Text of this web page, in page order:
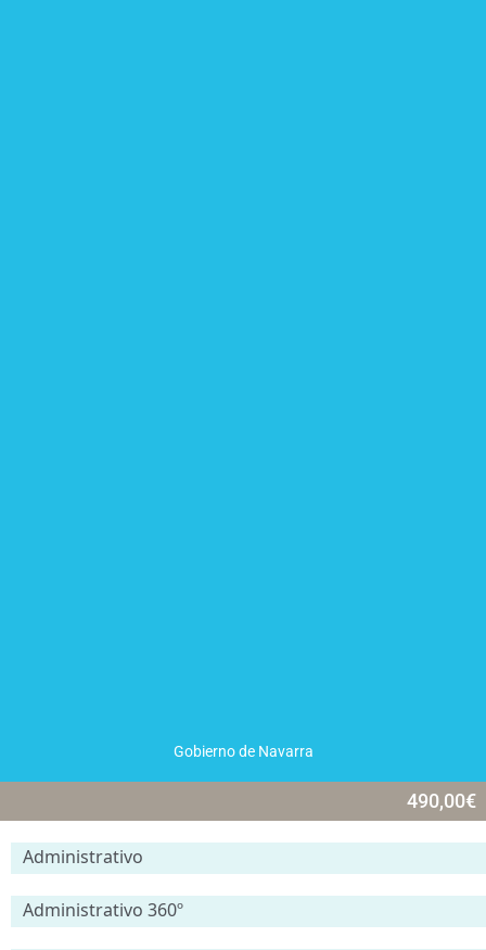
Gobierno de Navarra
490,00€
Administrativo
Administrativo 360º